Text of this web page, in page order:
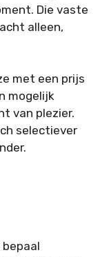
Die vaste
alleen,
met een prijs
mogelijk
van plezier.
selectiever